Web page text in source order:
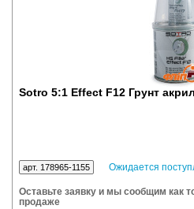
Sotro 5:1 Effect F12 Грунт
арт. 178965-1155 Ожидается
Оставьте заявку и мы сообщим как
продаже